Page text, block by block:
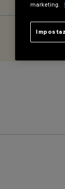
marketing.